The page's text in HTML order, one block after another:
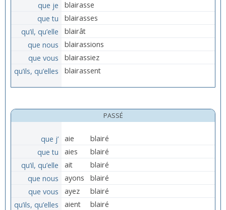
que je
blairasse
que tu
blairasses
qu’il, qu’elle
blairât
que nous
blairassions
que vous
blairassiez
qu’ils, qu’elles
blairassent
PASSÉ
que j’ aie
blairé
que tu
aies
blairé
qu’il, qu’elle
ait
blairé
que nous
ayons
blairé
que vous
ayez
blairé
qu’ils, qu’elles
aient blairé